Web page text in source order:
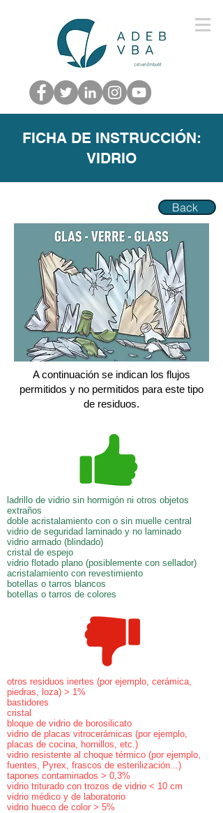
FICHA DE INSTRUCCIÓN:
VIDRIO
Back
A continuación se indican los flujos
permitidos y no permitidos para este tipo
de residuos.
ladrillo de vidrio sin hormigón ni otros objetos
extraños
doble acristalamiento con o sin muelle central
vidrio de seguridad laminado y no laminado
vidrio armado (blindado)
cristal de espejo
vidrio flotado plano (posiblemente con sellador)
acristalamiento con revestimiento
botellas o tarros blancos
botellas o tarros de colores
otros residuos inertes (por ejemplo, cerámica,
piedras, loza) > 1%
bastidores
cristal
bloque de vidrio de borosilicato
vidrio de placas vitrocerámicas (por ejemplo,
placas de cocina, hornillos, etc.)
vidrio resistente al choque térmico (por ejemplo,
fuentes, Pyrex, frascos de esterilización...)
tapones contaminados > 0,3%
vidrio triturado con trozos de vidrio < 10 cm
vidrio médico y de laboratorio
vidrio hueco de color > 5%